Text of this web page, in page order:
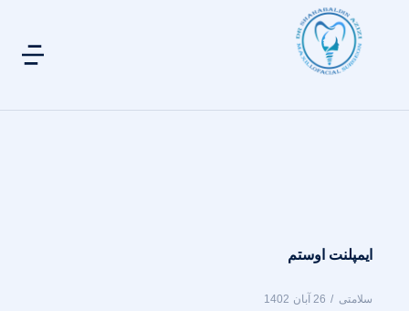
ایمپلنت اوستم
سلامتی 26 آبان 1402